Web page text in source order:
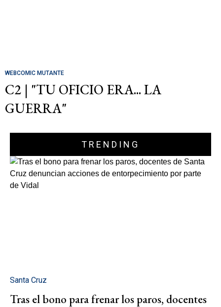
WEBCOMIC MUTANTE
C2 | "TU OFICIO ERA... LA
GUERRA"
TRENDING
Santa Cruz
Tras el bono para frenar los paros, docentes